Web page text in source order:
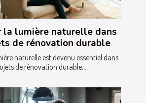
la lumière naturelle dans
de rénovation durable
naturelle est devenu essentiel dans
de rénovation durable,...